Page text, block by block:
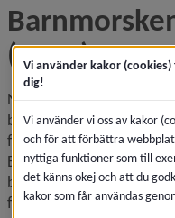
(MVC)
När du är gravid erbjuds
fostret mår, och för att
Besöken är gratis och
barnmorskemottagning
för att
Vi använder kakor
dig!
Vi använder vi oss av kakor
och för att förbättra
nyttiga funktioner som till
det känns okej och att du
kakor som får användas